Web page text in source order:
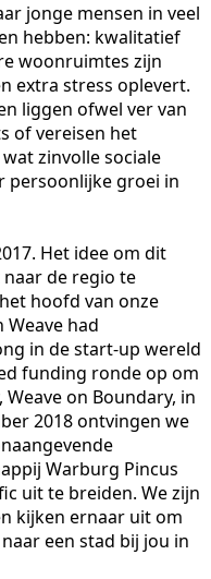
jonge mensen in veel
hebben: kwalitatief
woonruimtes zijn
extra stress oplevert.
liggen ofwel ver van
of vereisen het
zinvolle sociale
persoonlijke groei in
Het idee om dit
de regio te
hoofd van onze
Weave had
in de start-up wereld
funding ronde op om
on Boundary, in
2018 ontvingen we
Warburg Pincus
uit te breiden. We zijn
kijken ernaar uit om
een stad bij jou in